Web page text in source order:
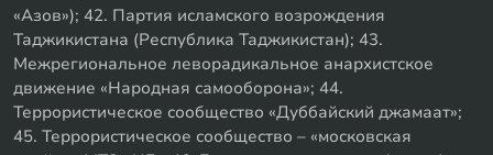
«Азов»); 42. Партия исламского возрождения
Таджикистана (Республика Таджикистан); 43.
Межрегиональное леворадикальное анархистское
движение «Народная самооборона»; 44.
Террористическое сообщество «Дуббайский джамаат»;
45. Террористическое сообщество – «московская